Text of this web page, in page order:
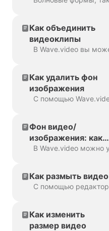
Wave.video
Как объединить
видеоклипы
Как удалить фон
изображения
Фон видео/
изображения: как
увеличить или
Как размыть видео
Как изменить
размер видео